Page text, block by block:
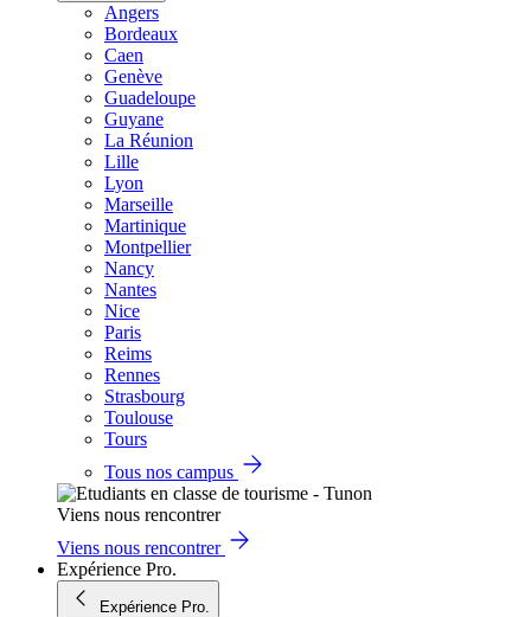
Angers
Bordeaux
Caen
Genève
Guadeloupe
Guyane
La Réunion
Lille
Lyon
Marseille
Martinique
Montpellier
Nancy
Nantes
Nice
Paris
Reims
Rennes
Strasbourg
Toulouse
Tours
Tous nos campus
Viens nous rencontrer
Viens nous rencontrer
Expérience Pro.
Expérience Pro.